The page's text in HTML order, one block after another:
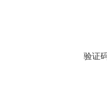
验证